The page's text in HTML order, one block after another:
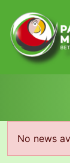
No news